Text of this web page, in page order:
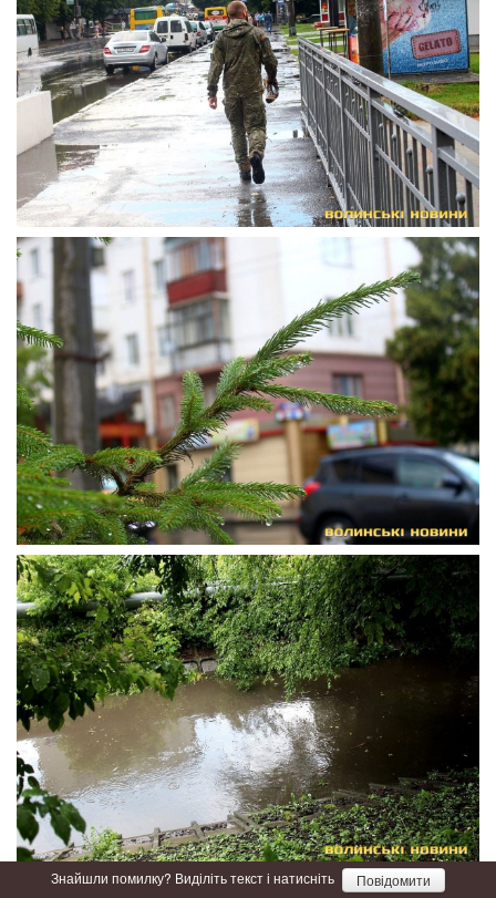
Знайшли помилку? Виділіть текст і натисніть Повідомити